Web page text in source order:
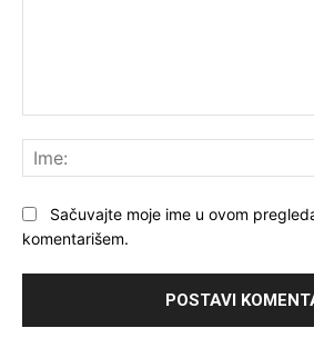
Sačuvajte moje ime u ovom
komentarišem.